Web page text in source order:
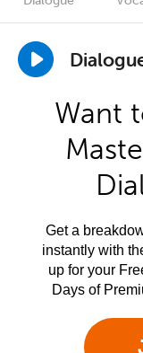
Want
Get a
instantly with
up for your
Days of